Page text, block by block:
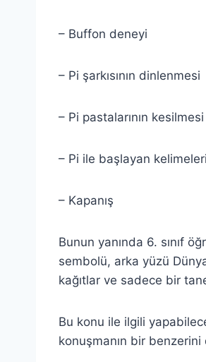
– Buffon deneyi
– Pi şarkısının dinlenmesi
– Pi pastalarının kesilmesi
– Pi ile başlayan
– Kapanış
Bunun yanında 6. sınıf
sembolü, arka yüzü
kağıtlar ve sadece bir
Bu konu ile ilgili
konuşmanın bir benzerini